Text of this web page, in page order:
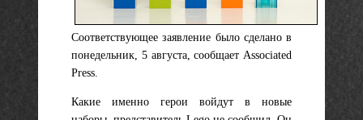
Соответствующее заявление было сделано в
понедельник, 5 августа, сообщает Associated
Press.
Какие именно герои войдут в новые